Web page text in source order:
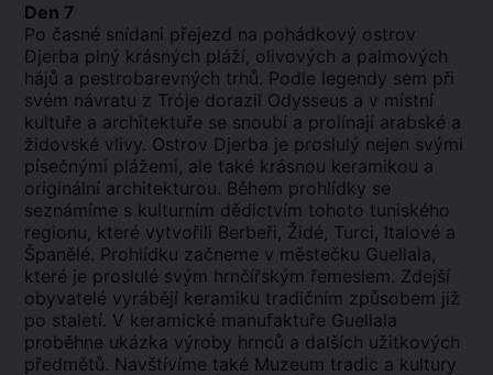
Den 7
Po časné snídani přejezd na pohádkový ostrov
Djerba plný krásných pláží, olivových a palmových
hájů a pestrobarevných trhů. Podle legendy sem při
svém návratu z Tróje dorazil Odysseus a v místní
kultuře a architektuře se snoubí a prolínají arabské a
židovské vlivy. Ostrov Djerba je proslulý nejen svými
písečnými plážemi, ale také krásnou keramikou a
originální architekturou. Během prohlídky se
seznámíme s kulturním dědictvím tohoto tuniského
regionu, které vytvořili Berbeři, Židé, Turci, Italové a
Španělé. Prohlídku začneme v městečku Guellala,
které je proslulé svým hrnčířským řemeslem. Zdejší
obyvatelé vyrábějí keramiku tradičním způsobem již
po staletí. V keramické manufaktuře Guellala
proběhne ukázka výroby hrnců a dalších užitkových
předmětů. Navštívíme také Muzeum tradic a kultury